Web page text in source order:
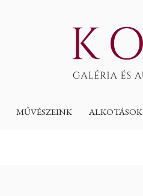
MŰVÉSZEINK ALKOTÁSOK